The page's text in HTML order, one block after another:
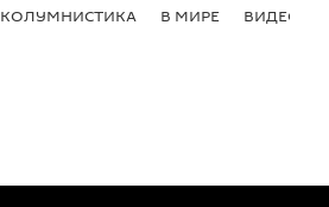
КОЛУМНИСТИКА В МИРЕ ВИДЕО